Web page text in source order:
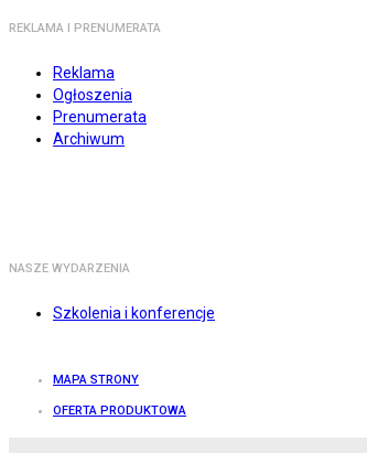
REKLAMA I PRENUMERATA
Reklama
Ogłoszenia
Prenumerata
Archiwum
NASZE WYDARZENIA
Szkolenia i konferencje
MAPA STRONY
OFERTA PRODUKTOWA